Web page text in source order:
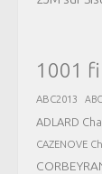
1001
ABC2013
ADLARD
CAZENOVE